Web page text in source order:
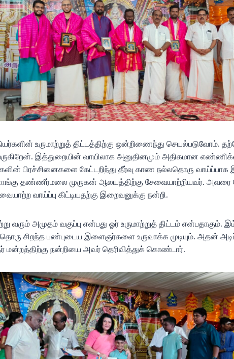
உருமாற்றுத் திட்டத்திற்கு ஒன்றிணைந்து செயல்படுவோம்.
இத்துறையின் வாயிலாக அனுதினமும் அதிகமான
பிரச்சினைகளை கேட்டறிந்து தீர்வு காண நல்லதொரு வாய்ப்பாக
தண்ணீர்மலை முருகன் ஆலயத்திற்கு சேவையாற்றியவர். அவரை
வாய்ப்பு கிட்டியதற்கு இறைவனுக்கு நன்றி.
வரும் அமுதம் வகுப்பு என்பது ஓர் உருமாற்றுத் திட்டம் என்பதாகும்.
சிறந்த பண்புடைய இளைஞர்களை உருவாக்க முடியும். அதன்
மன்றத்திற்கு நன்றியை அவர் தெரிவித்துக் கொண்டார்.